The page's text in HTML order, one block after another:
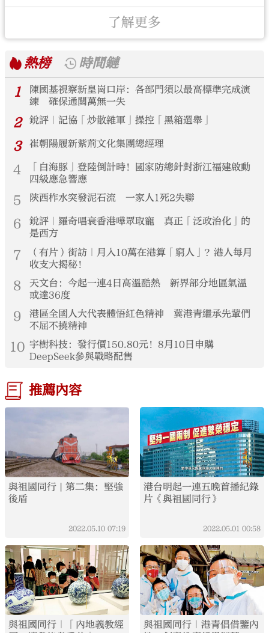
了解更多
熱榜
時間鏈
1
陳國基視察新皇崗口岸：各部門須以最高標準完成演
練 確保通關萬無一失
2 銳評｜記協「炒散雜軍」操控「黑箱選舉」
3 崔朝陽履新紫荊文化集團總經理
4
「白海豚」登陸倒計時！國家防總針對浙江福建啟動
四級應急響應
5 陝西柞水突發泥石流 一家人1死2失聯
6
銳評｜羅奇唱衰香港嘩眾取寵 真正「泛政治化」的
是西方
7
（有片）街訪｜月入10萬在港算「窮人」？港人每月
收支大揭秘！
8
天文台：今起一連4日高溫酷熱 新界部分地區氣溫
或達36度
9
港區全國人大代表體悟紅色精神 冀港青繼承先輩們
不屈不撓精神
10 宇樹科技：發行價150.80元！8月10日申購
DeepSeek參與戰略配售
推薦內容
與祖國同行 | 第二集：堅強
後盾
2022.05.10 07:19
港台明起一連五晚首播紀錄
片《與祖國同行》
2022.05.01 00:58
與祖國同行｜「內地義教經
與祖國同行｜港青倡借鑒內